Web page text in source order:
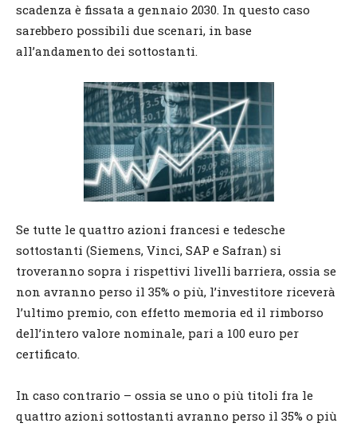
scadenza è fissata a gennaio 2030. In questo caso
sarebbero possibili due scenari, in base
all’andamento dei sottostanti.
Se tutte le quattro azioni francesi e tedesche
sottostanti (Siemens, Vinci, SAP e Safran) si
troveranno sopra i rispettivi livelli barriera, ossia se
non avranno perso il 35% o più, l’investitore riceverà
l’ultimo premio, con effetto memoria ed il rimborso
dell’intero valore nominale, pari a 100 euro per
certificato.
In caso contrario – ossia se uno o più titoli fra le
quattro azioni sottostanti avranno perso il 35% o più